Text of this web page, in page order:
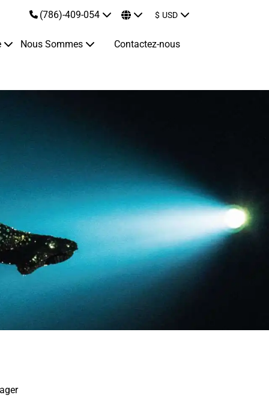
(786)-409-054 $ USD
Nous Sommes Contactez-nous